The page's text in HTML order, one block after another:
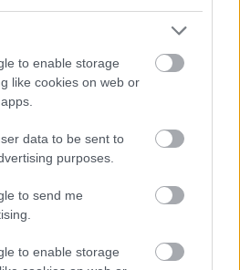
to enable storage
like cookies on web or
data to be sent to
purposes.
to send me
to enable storage
publikujemyoficjalny wynik
jeśli są dostępne.
publikujemy
składy wyjściowe,
listę strzelców bramek
. Informacje te
ligi i dostępnych źródeł.